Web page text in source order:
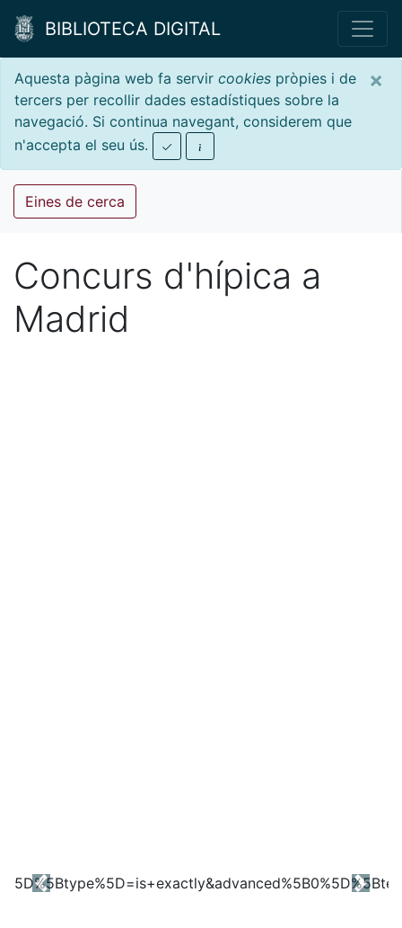
BIBLIOTECA DIGITAL
×
Aquesta pàgina web fa servir cookies pròpies i de
tercers per recollir dades estadístiques sobre la
navegació. Si continua navegant, considerem que
n'accepta el seu ús.
Eines de cerca
Concurs d'hípica a
Madrid
Previous Next